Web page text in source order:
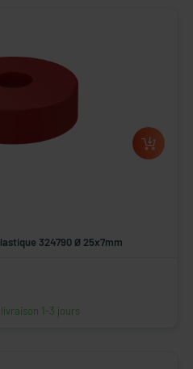
324790 Ø 25x7mm
1-3 jours